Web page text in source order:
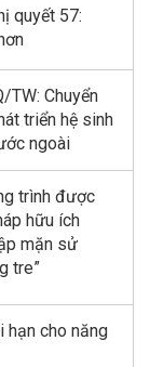
quyết 57:
TW: Chuyển
triển hệ sinh
ngoài
trình được
hữu ích
mặn sử
tre”
hạn cho năng